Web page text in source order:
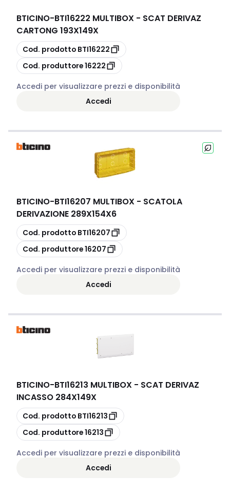
BTICINO-BTI16222 MULTIBOX - SCAT DERIVAZ
CARTONG 193X149X
copia
Cod. prodotto BTI16222
copia
Cod. produttore16222
Accedi per visualizzare prezzi e disponibilità
Accedi
BTICINO-BTI16207 MULTIBOX - SCATOLA
DERIVAZIONE 289X154X6
copia
Cod. prodotto BTI16207
copia
Cod. produttore16207
Accedi per visualizzare prezzi e disponibilità
Accedi
BTICINO-BTI16213 MULTIBOX - SCAT DERIVAZ
INCASSO 284X149X
copia
Cod. prodotto BTI16213
copia
Cod. produttore16213
Accedi per visualizzare prezzi e disponibilità
Accedi